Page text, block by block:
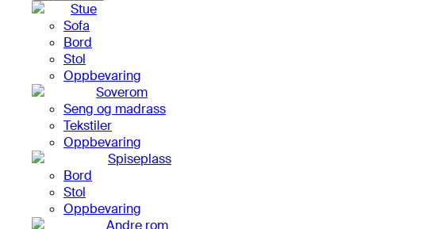
Stue
Sofa
Bord
Stol
Oppbevaring
Soverom
Seng og madrass
Tekstiler
Oppbevaring
Spiseplass
Bord
Stol
Oppbevaring
Andre rom